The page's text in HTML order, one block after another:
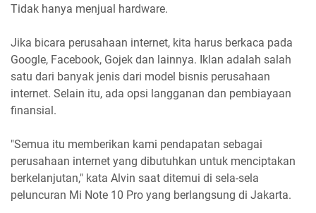
Tidak hanya menjual hardware.
Jika bicara perusahaan internet, kita harus berkaca pada
Google, Facebook, Gojek dan lainnya. Iklan adalah salah
satu dari banyak jenis dari model bisnis perusahaan
internet. Selain itu, ada opsi langganan dan pembiayaan
finansial.
"Semua itu memberikan kami pendapatan sebagai
perusahaan internet yang dibutuhkan untuk menciptakan
berkelanjutan," kata Alvin saat ditemui di sela-sela
peluncuran Mi Note 10 Pro yang berlangsung di Jakarta.